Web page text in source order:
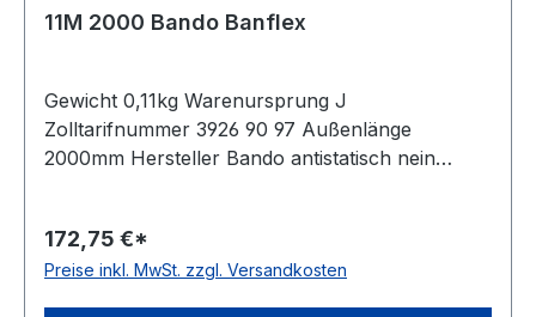
11M 2000 Bando Banflex
Gewicht 0,11kg Warenursprung J
Zolltarifnummer 3926 90 97 Außenlänge
2000mm Hersteller Bando antistatisch nein
172,75 €*
Preise inkl. MwSt. zzgl. Versandkosten